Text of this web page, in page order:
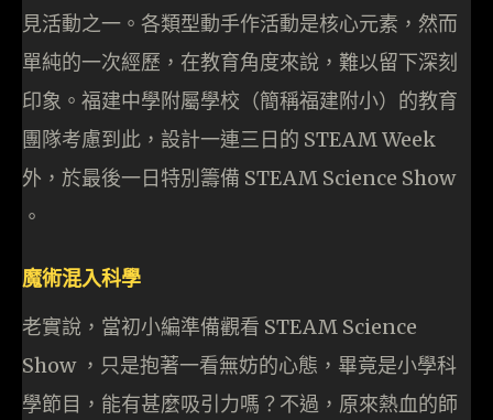
見活動之一。各類型動手作活動是核心元素，然而
單純的一次經歷，在教育角度來說，難以留下深刻
印象。福建中學附屬學校（簡稱福建附小）的教育
團隊考慮到此，設計一連三日的 STEAM Week
外，於最後一日特別籌備 STEAM Science Show
。
魔術混入科學
老實說，當初小編準備觀看 STEAM Science
Show ，只是抱著一看無妨的心態，畢竟是小學科
學節目，能有甚麼吸引力嗎？不過，原來熱血的師